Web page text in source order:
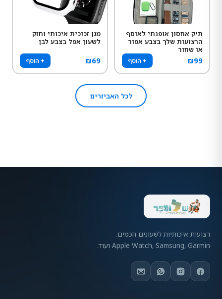
תיק אחסון אופנתי לאוסף
הרצועות שלך בצבע אפור
או שחור
₪99 + הוסף
מגן זכוכית איכותי וחזק
לשעון אפל בצבע לבן
₪69 + הוסף
לכל האביזרים
רצועות איכותיות לשעונים חכמים.
Apple Watch, Samsung, Garmin ועוד.